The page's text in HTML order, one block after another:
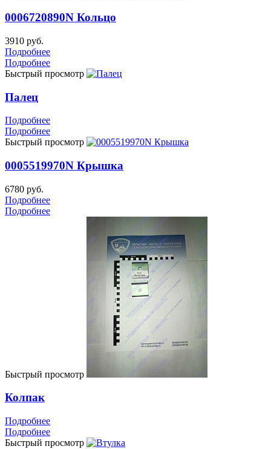
0006720890N Кольцо
3910 руб.
Подробнее
Подробнее
Быстрый просмотр
Палец
Подробнее
Подробнее
Быстрый просмотр
0005519970N Крышка
6780 руб.
Подробнее
Подробнее
Быстрый просмотр
Колпак
Подробнее
Подробнее
Быстрый просмотр